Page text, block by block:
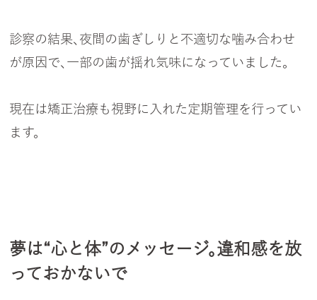
診察の結果、夜間の歯ぎしりと不適切な噛み合わせ
が原因で、一部の歯が揺れ気味になっていました。
現在は矯正治療も視野に入れた定期管理を行ってい
ます。
夢は“心と体”のメッセージ。違和感を放
っておかないで